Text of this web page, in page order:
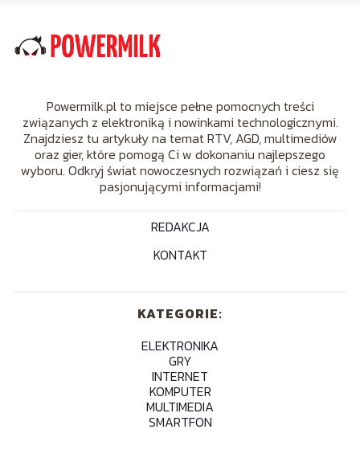
Powermilk.pl to miejsce pełne pomocnych treści
związanych z elektroniką i nowinkami technologicznymi.
Znajdziesz tu artykuły na temat RTV, AGD, multimediów
oraz gier, które pomogą Ci w dokonaniu najlepszego
wyboru. Odkryj świat nowoczesnych rozwiązań i ciesz się
pasjonującymi informacjami!
REDAKCJA
KONTAKT
KATEGORIE:
ELEKTRONIKA
GRY
INTERNET
KOMPUTER
MULTIMEDIA
SMARTFON